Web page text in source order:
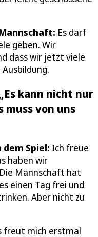
Es darf
geben. Wir
dass wir jetzt viele
kann nicht nur
muss von uns
dem Spiel: Ich freue
haben wir
Mannschaft hat
einen Tag frei und
Aber nicht zu
freut mich erstmal